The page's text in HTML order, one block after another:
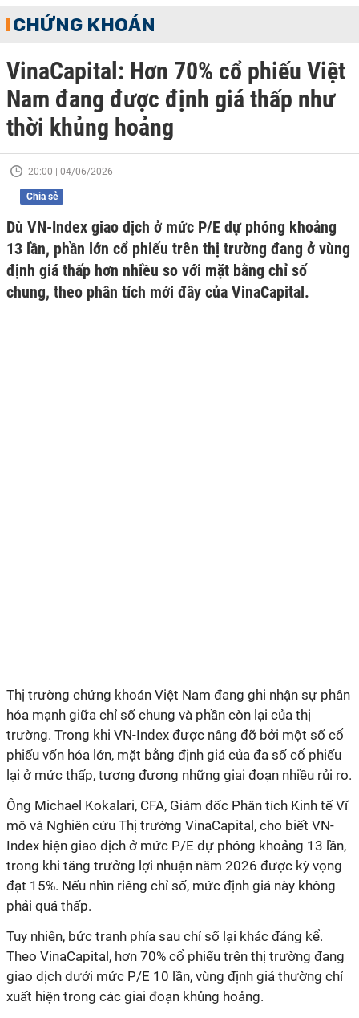
CHỨNG KHOÁN
VinaCapital: Hơn 70% cổ phiếu Việt
Nam đang được định giá thấp như
thời khủng hoảng
20:00 | 04/06/2026
Chia sẻ
Dù VN-Index giao dịch ở mức P/E dự phóng khoảng
13 lần, phần lớn cổ phiếu trên thị trường đang ở vùng
định giá thấp hơn nhiều so với mặt bằng chỉ số
chung, theo phân tích mới đây của VinaCapital.
Thị trường chứng khoán Việt Nam đang ghi nhận sự phân
hóa mạnh giữa chỉ số chung và phần còn lại của thị
trường. Trong khi VN-Index được nâng đỡ bởi một số cổ
phiếu vốn hóa lớn, mặt bằng định giá của đa số cổ phiếu
lại ở mức thấp, tương đương những giai đoạn nhiều rủi ro.
Ông Michael Kokalari, CFA, Giám đốc Phân tích Kinh tế Vĩ
mô và Nghiên cứu Thị trường VinaCapital, cho biết VN-
Index hiện giao dịch ở mức P/E dự phóng khoảng 13 lần,
trong khi tăng trưởng lợi nhuận năm 2026 được kỳ vọng
đạt 15%. Nếu nhìn riêng chỉ số, mức định giá này không
phải quá thấp.
Tuy nhiên, bức tranh phía sau chỉ số lại khác đáng kể.
Theo VinaCapital, hơn 70% cổ phiếu trên thị trường đang
giao dịch dưới mức P/E 10 lần, vùng định giá thường chỉ
xuất hiện trong các giai đoạn khủng hoảng.